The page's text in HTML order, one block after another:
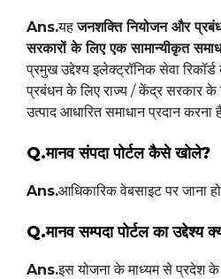
Ans.यहजनशक्ति नियोजन और
सरकारों के लिए एक सामान्यीकृत
प्रमुख उद्देश्य इलेक्ट्रॉनिक सेवा
प्रबंधन के लिए राज्य / केंद्र सरकार के
उत्पाद आधारित समाधान प्रदान करना
Q.मानव संपदा पोर्टल कैसे खोले?
Ans.आधिकारिक वेबसाइट पर जाना
Q.मानव सम्पदा पोर्टल का उद्देश्य
Ans.इस योजना के माध्यम से प्रदेश के